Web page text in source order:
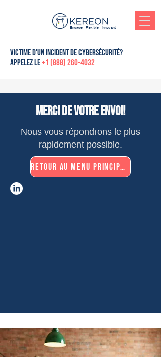
Engagé - Flexible - Innovant
victime d'un incident de cybersécurité?
Appelez le+1 (888) 260-4032
Merci de votre envoi!
Nous vous répondrons le plus
rapidement possible.
Retour au menu principal